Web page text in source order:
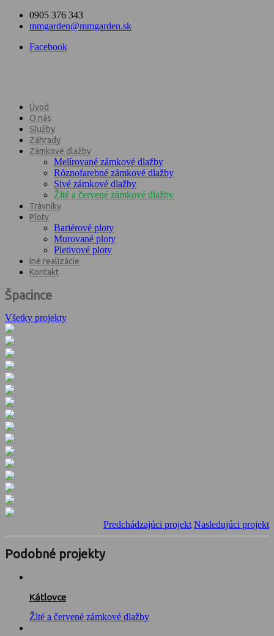
0905 376 343
mmgarden@mmgarden.sk
Facebook
Úvod
O nás
Služby
Záhrady
Zámkové dlažby
Melírované zámkové dlažby
Rôznofarebné zámkové dlažby
Sivé zámkové dlažby
Žlté a červené zámkové dlažby
Trávniky
Ploty
Bariérové ploty
Murované ploty
Pletivové ploty
Iné realizácie
Kontakt
Špacince
Všetky projekty
Predchádzajúci projekt Nasledujúci projekt
Podobné projekty
Kátlovce
Žlté a červené zámkové dlažby